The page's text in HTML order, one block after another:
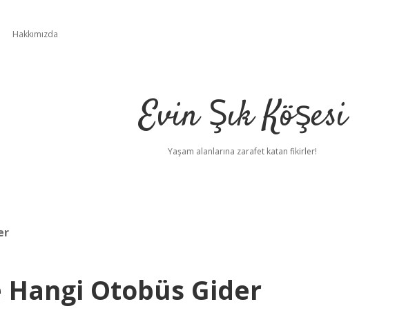
Hakkımızda
Evin Şık Köşesi
Yaşam alanlarına zarafet katan fikirler!
Otobüs Gider